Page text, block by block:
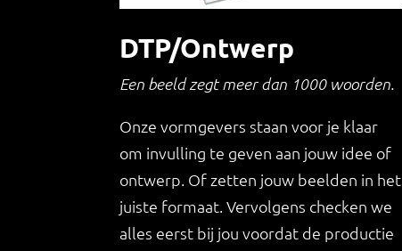
DTP/Ontwerp
Een beeld zegt meer dan 1000 woorden.
Onze vormgevers staan voor je klaar
om invulling te geven aan jouw idee of
ontwerp. Of zetten jouw beelden in het
juiste formaat. Vervolgens checken we
alles eerst bij jou voordat de productie